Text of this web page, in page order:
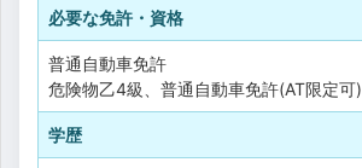
必要な免許・資格
普通自動車免許
危険物乙4級、普通自動車免許(AT限定可)
学歴